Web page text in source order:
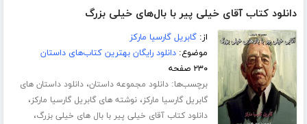
دانلود کتاب آقای خیلی پیر با بال‌‌های خیلی بزرگ
از:گابریل گارسیا مارکز
موضوع:دانلود رایگان بهترین کتاب‌های داستان
۲۳۰ صفحه
برچسب‌ها:دانلود مجموعه داستان،دانلود داستان های
گابریل گارسیا مارکز،نوشته های گابریل گارسیا مارکز،
دانلود کتاب آقای خیلی پیر با بال های خیلی بزرگ،